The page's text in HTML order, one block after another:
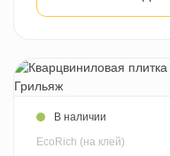
В наличии
EcoRich (на клей)